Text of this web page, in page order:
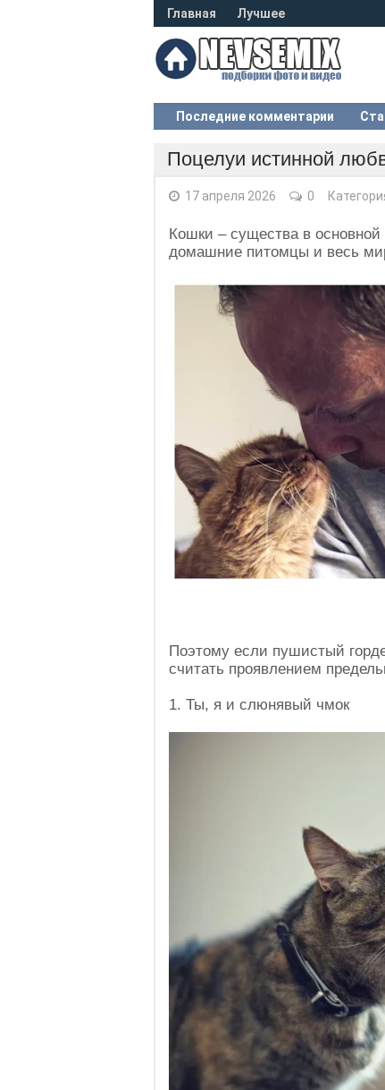
Главная Лучшее
Последние комментарии
Поцелуи истинной
17 апреля 2026 0
Кошки – существа в
домашние питомцы и весь
Поэтому если пушистый
считать проявлением
1. Ты, я и слюнявый чмок